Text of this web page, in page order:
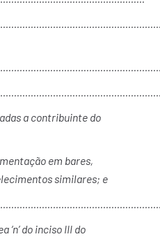
a contribuinte do
em bares,
similares; e
‘n’ do inciso III do